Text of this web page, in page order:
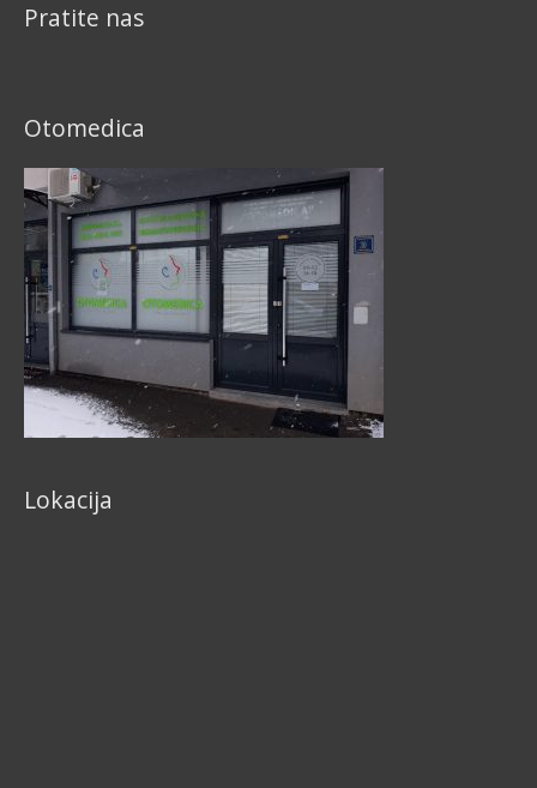
Pratite nas
Otomedica
Lokacija